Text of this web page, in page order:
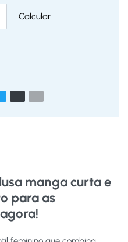
Calcular
manga curta e
para as